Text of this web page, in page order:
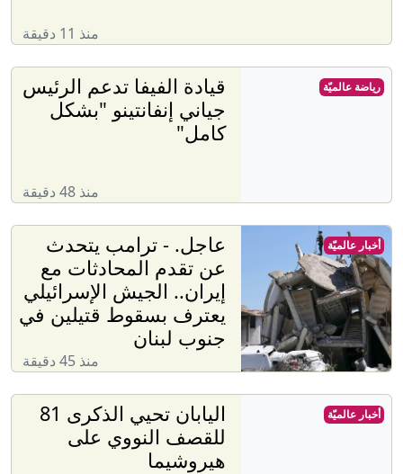
منذ 11 دقيقة
قيادة الفيفا تدعم الرئيس
جياني إنفانتينو "بشكل
كامل"
منذ 48 دقيقة
رياضة عالميّة
عاجل. - ترامب يتحدث
عن تقدم المحادثات مع
إيران.. الجيش الإسرائيلي
يعترف بسقوط قتيلين في
جنوب لبنان
منذ 45 دقيقة
أخبار عالميّة
اليابان تحيي الذكرى 81
للقصف النووي على
هيروشيما
أخبار عالميّة